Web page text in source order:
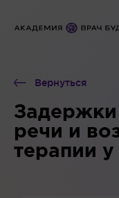
Вернуться
Задержки
речи и
терапии у